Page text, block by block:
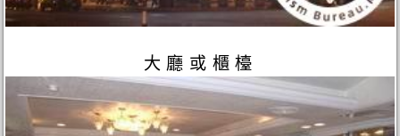
大廳或櫃檯